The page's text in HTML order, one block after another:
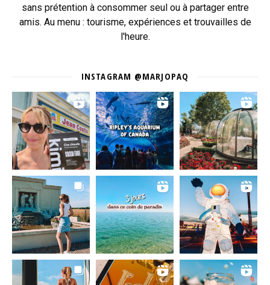
sans prétention à consommer seul ou à partager entre
amis. Au menu : tourisme, expériences et trouvailles de
l'heure.
INSTAGRAM @MARJOPAQ